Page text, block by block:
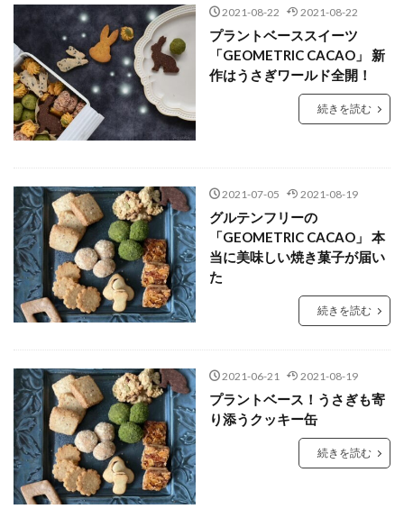
2021-08-22 2021-08-22
プラントベーススイーツ
「GEOMETRIC CACAO」 新
作はうさぎワールド全開！
続きを読む
2021-07-05 2021-08-19
グルテンフリーの
「GEOMETRIC CACAO」 本
当に美味しい焼き菓子が届い
た
続きを読む
2021-06-21 2021-08-19
プラントベース！うさぎも寄
り添うクッキー缶
続きを読む